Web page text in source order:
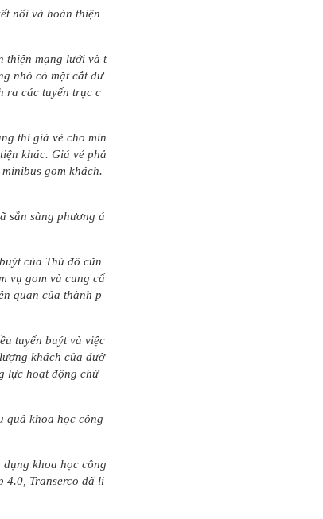
nối và hoàn thiện
thiện mạng lưới và t
nhỏ có mặt cắt dư
ra các tuyến trục c
thì giá vé cho min
khác. Giá vé phả
gom khách.
sẵn sàng phương á
của Thủ đô cũn
vụ gom và cung cấ
quan của thành p
tuyến buýt và việc
khách của đườ
lực hoạt động chứ
quả khoa học công
khoa học công
4.0, Transerco đã li